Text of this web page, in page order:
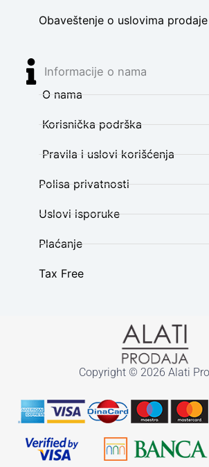
Obaveštenje o uslovima prodaje
Informacije o nama
O nama
Korisnička podrška
Pravila i uslovi korišćenja
Polisa privatnosti
Uslovi isporuke
Plaćanje
Tax Free
Copyright © 2026 Alati